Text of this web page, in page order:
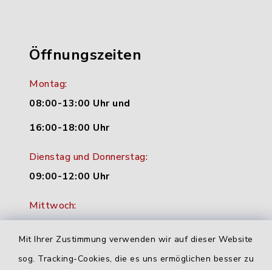
Mit Ihrer Zustimmung verwenden wir auf dieser Website
sog. Tracking-Cookies, die es uns ermöglichen besser zu
Öffnungszeiten
Montag:
08:00-13:00 Uhr und
16:00-18:00 Uhr
Dienstag und Donnerstag:
09:00-12:00 Uhr
Mittwoch:
Freitag: